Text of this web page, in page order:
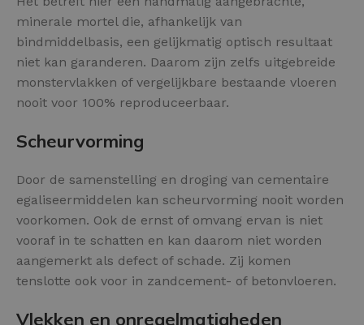
minerale mortel die, afhankelijk van
bindmiddelbasis, een gelijkmatig optisch resultaat
niet kan garanderen. Daarom zijn zelfs uitgebreide
monstervlakken of vergelijkbare bestaande vloeren
nooit voor 100% reproduceerbaar.
Scheurvorming
Door de samenstelling en droging van cementaire
egaliseermiddelen kan scheurvorming nooit worden
voorkomen. Ook de ernst of omvang ervan is niet
vooraf in te schatten en kan daarom niet worden
aangemerkt als defect of schade. Zij komen
tenslotte ook voor in zandcement- of betonvloeren.
Vlekken en onregelmatigheden